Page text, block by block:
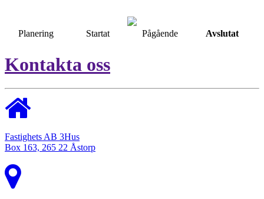
Planering Startat Pågående Avslutat
Kontakta oss
Fastighets AB 3Hus
Box 163, 265 22 Åstorp